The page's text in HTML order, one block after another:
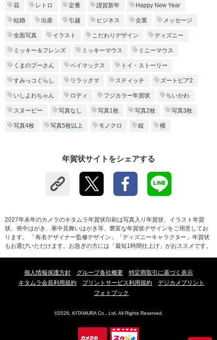
花 レトロ 定番 謹賀新年 Happy New Year
結婚 出産 引越 ビジネス 企業 メッセージ
全面写真 イラスト こだわりデザイン ディズニー
ミッキー＆フレンズ ミッキーマウス ミニーマウス
くまのプーさん ベイマックス トイ・ストーリー
すみっコぐらし リラックマ スティッチ ズートピア2
いしよわちゃん ロディ フジカラー年賀状 ちいかわ
スヌーピー 写真なし 写真1枚 写真2枚 写真3枚
写真4枚 写真5枚以上 モノクロ 縦 横
年賀状サイトをシェアする
2027年未年のカメラのキタムラ年賀状印刷は写真入り年賀状、イラスト年賀
状、喪中はがき、寒中見舞いはがき等、豊富な年賀状デザインをご用意してお
ります。 「有名デザイナー監修デザイン」「ディズニーキャラクター」年賀状
もお選びいただけます。お急ぎの方には「最短1時間仕上げ」がおススメです。
個人情報保護方針 グループ各社概要
特定商取引に基づく表示
キタムラ会員利用規約
プリントサービス利用規約
デジカメプリント
フォトブック
©2026, KITAMURA Co., Ltd. All Rights Reserved.